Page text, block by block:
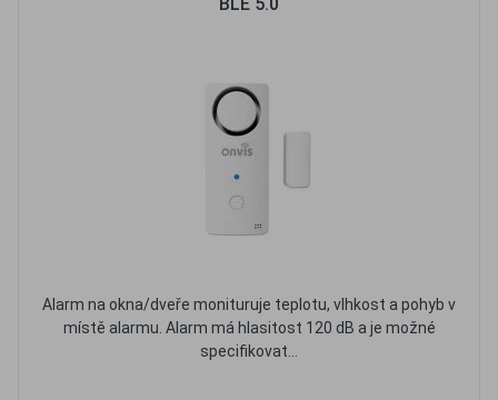
Alarm na okna/dveře monituruje teplotu, vlhkost a pohyb v
místě alarmu. Alarm má hlasitost 120 dB a je možné
specifikovat...